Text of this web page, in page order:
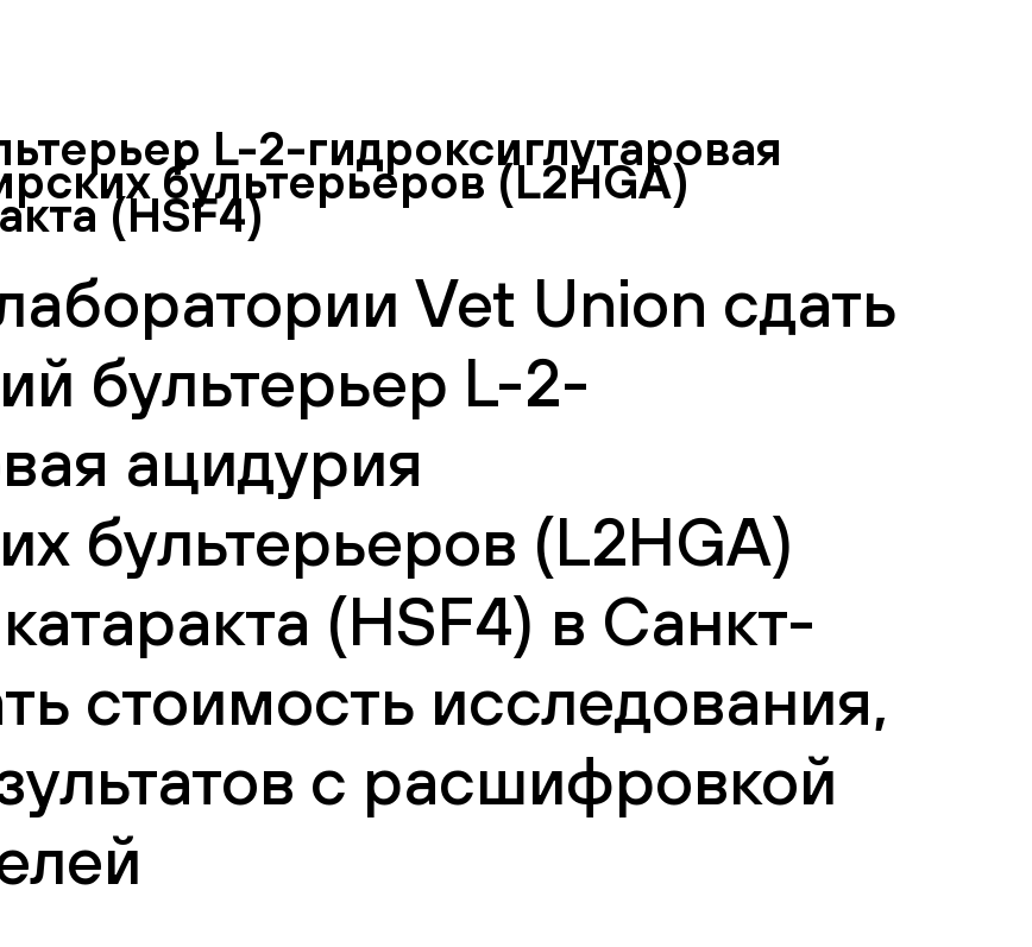
L-2-гидроксиглутаровая
бультерьеров (L2HGA)
(HSF4)
Vet Union сдать
бультерьер L-2-
ацидурия
бультерьеров (L2HGA)
(HSF4) в Санкт-
стоимость исследования,
с расшифровкой